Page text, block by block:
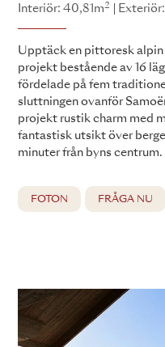
Interiör: 40,81m2
Upptäck en pittoresk
projekt bestående av 16
fördelade på fem
sluttningen ovanför
projekt rustik charm med
fantastisk utsikt över
minuter från byns centrum.
FOTON FRÅGA NU